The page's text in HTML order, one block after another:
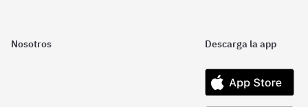
Nosotros Descarga la app